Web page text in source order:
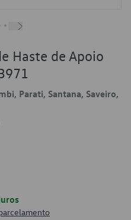
Haste de Apoio
Parati, Santana, Saveiro,